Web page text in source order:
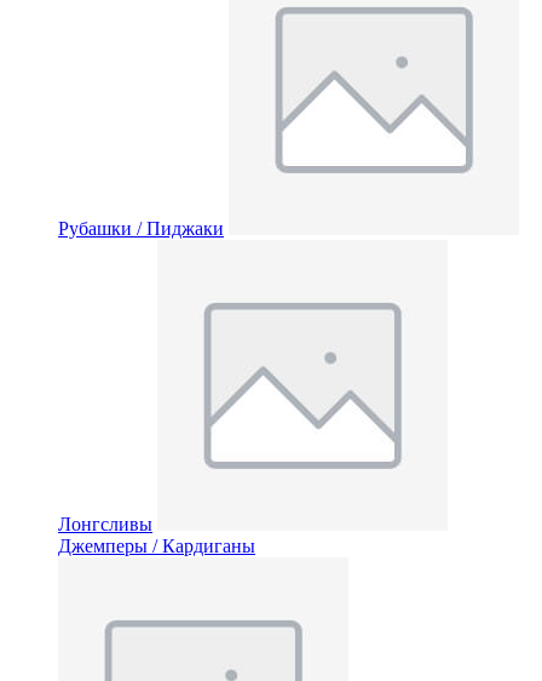
Рубашки / Пиджаки
Лонгсливы
Джемперы / Кардиганы